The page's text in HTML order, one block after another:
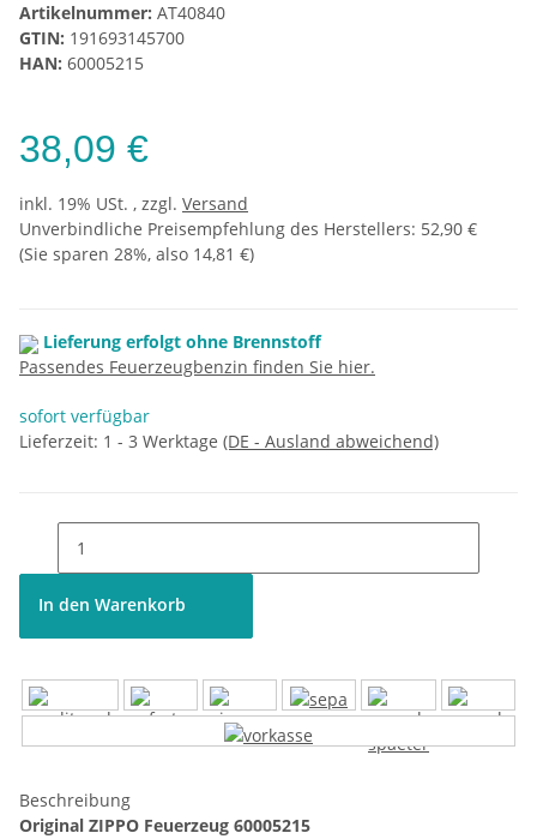
Artikelnummer: AT40840
GTIN: 191693145700
HAN: 60005215
38,09 €
inkl. 19% USt. , zzgl. Versand
Unverbindliche Preisempfehlung des Herstellers: 52,90 €
(Sie sparen 28%, also 14,81 €)
Lieferung erfolgt ohne Brennstoff
Passendes Feuerzeugbenzin finden Sie hier.
sofort verfügbar
Lieferzeit: 1 - 3 Werktage (DE - Ausland abweichend)
In den Warenkorb
Beschreibung
Original ZIPPO Feuerzeug 60005215